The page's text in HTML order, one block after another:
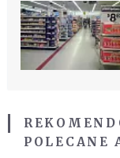
POLECANE